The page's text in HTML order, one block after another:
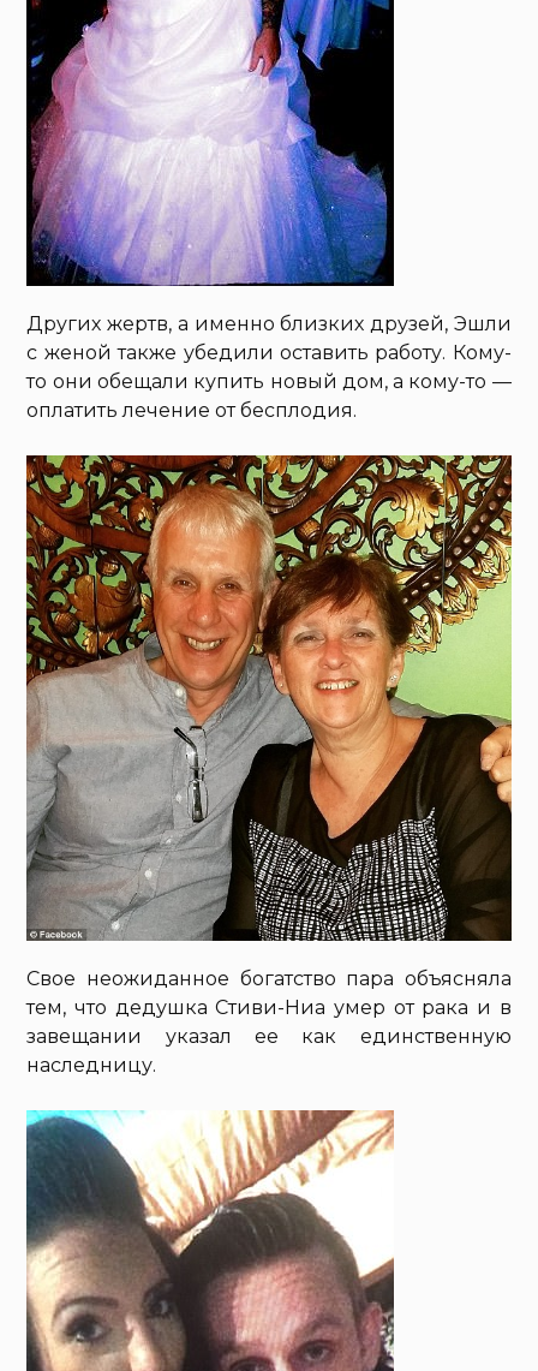
Других жертв, а именно близких друзей, Эшли
с женой также убедили оставить работу. Кому-
то они обещали купить новый дом, а кому-то —
оплатить лечение от бесплодия.
Свое неожиданное богатство пара объясняла
тем, что дедушка Стиви-Ниа умер от рака и в
завещании указал ее как единственную
наследницу.